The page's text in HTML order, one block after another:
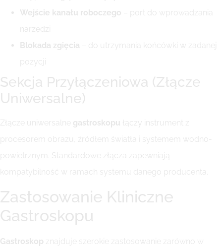
Wejście kanału roboczego – port do wprowadzania
narzędzi
Blokada zgięcia – do utrzymania końcówki w zadanej
pozycji
Sekcja Przyłączeniowa (Złącze
Uniwersalne)
Złącze uniwersalne gastroskopu łączy instrument z
procesorem obrazu, źródłem światła i systemem wodno-
powietrznym. Standardowe złącza zapewniają
kompatybilność w ramach systemu danego producenta.
Zastosowanie Kliniczne
Gastroskopu
Gastroskop znajduje szerokie zastosowanie zarówno w